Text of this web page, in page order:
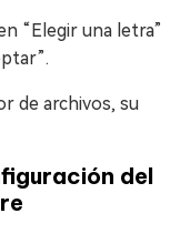
“Elegir una letra”
de archivos, su
del